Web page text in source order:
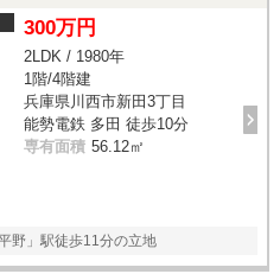
300万円
2LDK / 1980年
1階/4階建
兵庫県川西市新田3丁目
能勢電鉄 多田 徒歩10分
専有面積 56.12㎡
野」駅徒歩11分の立地